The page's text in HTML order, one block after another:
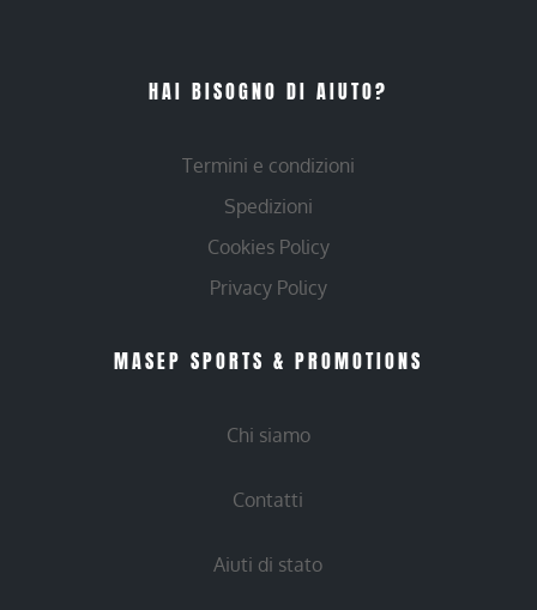
HAI BISOGNO DI AIUTO?
Termini e condizioni
Spedizioni
Cookies Policy
Privacy Policy
MASEP SPORTS & PROMOTIONS
Chi siamo
Contatti
Aiuti di stato